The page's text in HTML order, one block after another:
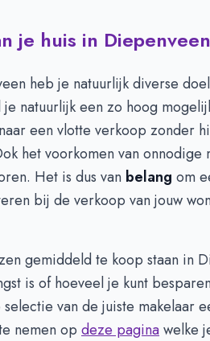
je huis in Diepenveen
heb je natuurlijk diverse
natuurlijk een zo hoog
een vlotte verkoop zonder
het voorkomen van onnodige
Het is dus van belang om
bij de verkoop van jouw
gemiddeld te koop staan in
is of hoeveel je kunt
van de juiste makelaar
nemen op deze paginawelke